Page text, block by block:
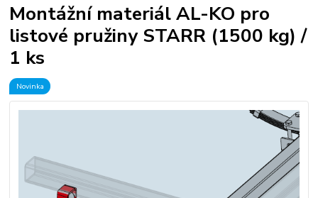
Montážní materiál AL-KO pro
listové pružiny STARR (1500 kg) /
1 ks
Novinka